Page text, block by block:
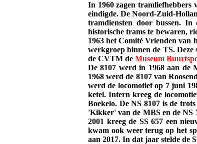
In 1960 zagen tramliefhebbers
eindigde. De Noord-Zuid-
tramdiensten door bussen. In
historische trams te bewaren,
1963 het Comité Vrienden van
werkgroep binnen de TS.
de CVTM deMuseum
De 8107 werd in 1968 aan de
1968 werd de 8107 van
werd de locomotief op 7 juni
ketel. Intern kreeg de
Boekelo. De NS 8107 is de
'Kikker' van de MBS en de NS
2001 kreeg de SS 657 een
kwam ook weer terug op het
aan 2017. In dat jaar stelde de